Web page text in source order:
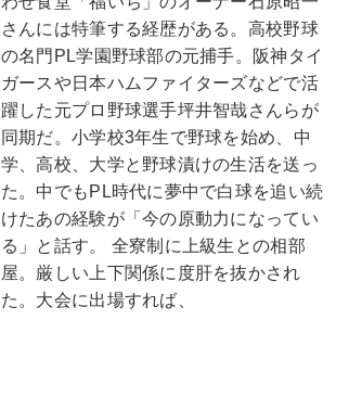
さんには特筆する経歴がある。高校野球
の名門PL学園野球部の元捕手。阪神タイ
ガースや日本ハムファイターズなどで活
躍した元プロ野球選手坪井智哉さんらが
同期だ。小学校3年生で野球を始め、中
学、高校、大学と野球漬けの生活を送っ
た。中でもPL時代に夢中で白球を追い続
けたあの経験が「今の原動力になってい
る」と話す。 全寮制に上級生との相部
屋。厳しい上下関係に度肝を抜かされ
た。大会に出場すれば、